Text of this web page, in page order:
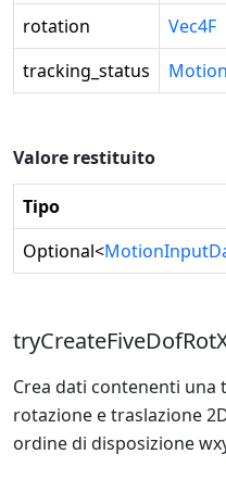
rotation
Vec4F
tracking_status
Valore restituito
Tipo
Optional<
Crea dati contenenti una
rotazione e traslazione
ordine di disposizione